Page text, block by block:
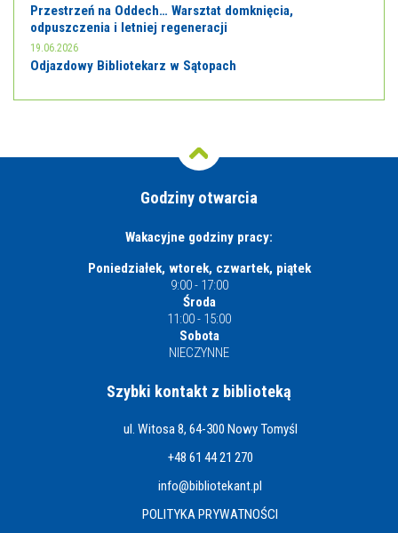
Przestrzeń na Oddech… Warsztat domknięcia,
odpuszczenia i letniej regeneracji
19.06.2026
Odjazdowy Bibliotekarz w Sątopach
Godziny otwarcia
Wakacyjne godziny pracy:
Poniedziałek, wtorek, czwartek, piątek
9:00 - 17:00
Środa
11:00 - 15:00
Sobota
NIECZYNNE
Szybki kontakt z biblioteką
ul. Witosa 8, 64-300 Nowy Tomyśl
+48 61 44 21 270
info@bibliotekant.pl
POLITYKA PRYWATNOŚCI